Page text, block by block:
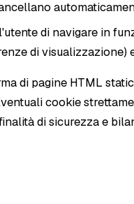
di navigare in
di visualizzazione)
di pagine HTML
cookie
di sicurezza e